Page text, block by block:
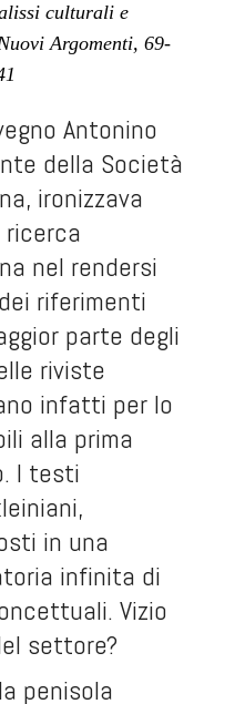
culturali e
Argomenti, 69-
Antonino
della Società
ironizzava
nel rendersi
riferimenti
parte degli
riviste
infatti per lo
alla prima
I testi
in una
infinita di
Vizio
settore?
penisola